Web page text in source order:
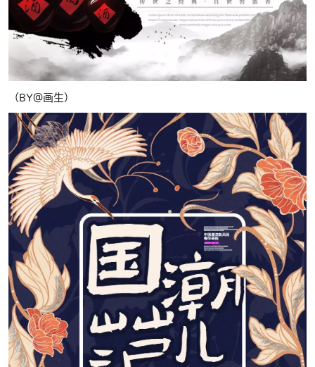
（BY@画生）